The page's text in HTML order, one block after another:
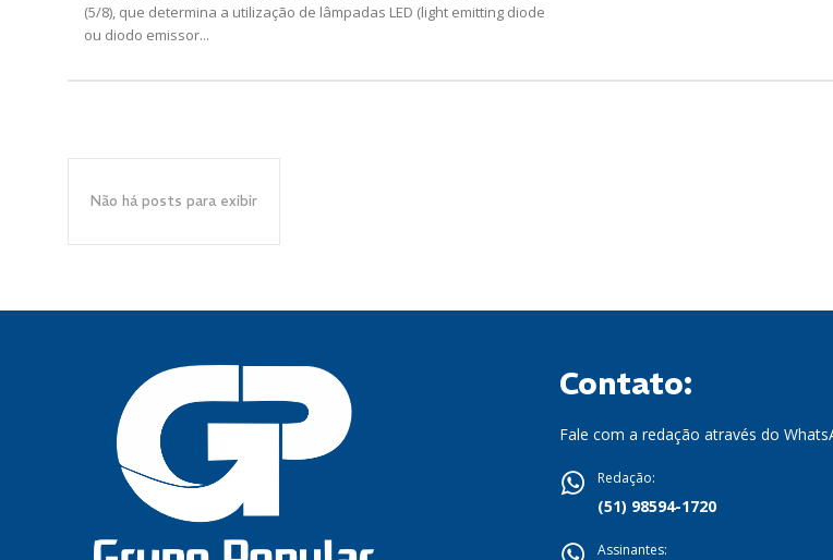
(5/8), que determina a utilização de lâmpadas LED (light emitting diode
ou diodo emissor...
Não há posts para exibir
Contato:
Fale com a redação através do
Redação:
(51) 98594-1720
Assinantes: